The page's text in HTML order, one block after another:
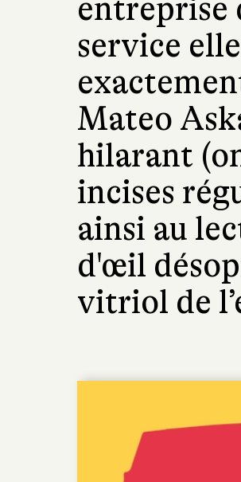
entreprise
service
Mateo
hilarant
incises
ainsi au
d'œil
vitriol de